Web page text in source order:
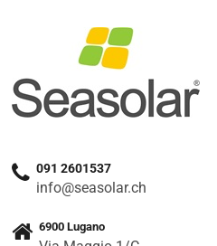
091 2601537
info@seasolar.ch
6900 Lugano